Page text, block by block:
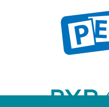
Struttura eccellente.
formativi. Ben
vivamente ai